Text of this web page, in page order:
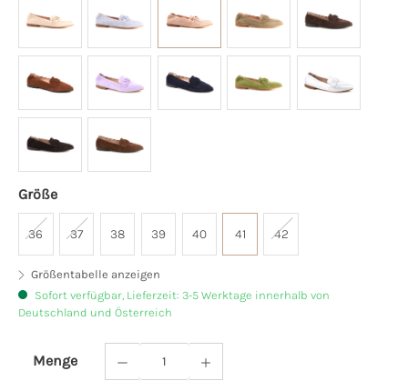
Größe
36 37 38 39 40 41 42
Größentabelle anzeigen
Sofort verfügbar, Lieferzeit: 3-5 Werktage innerhalb von
Deutschland und Österreich
Menge
Produkt Anzahl: Gib den gewünschten